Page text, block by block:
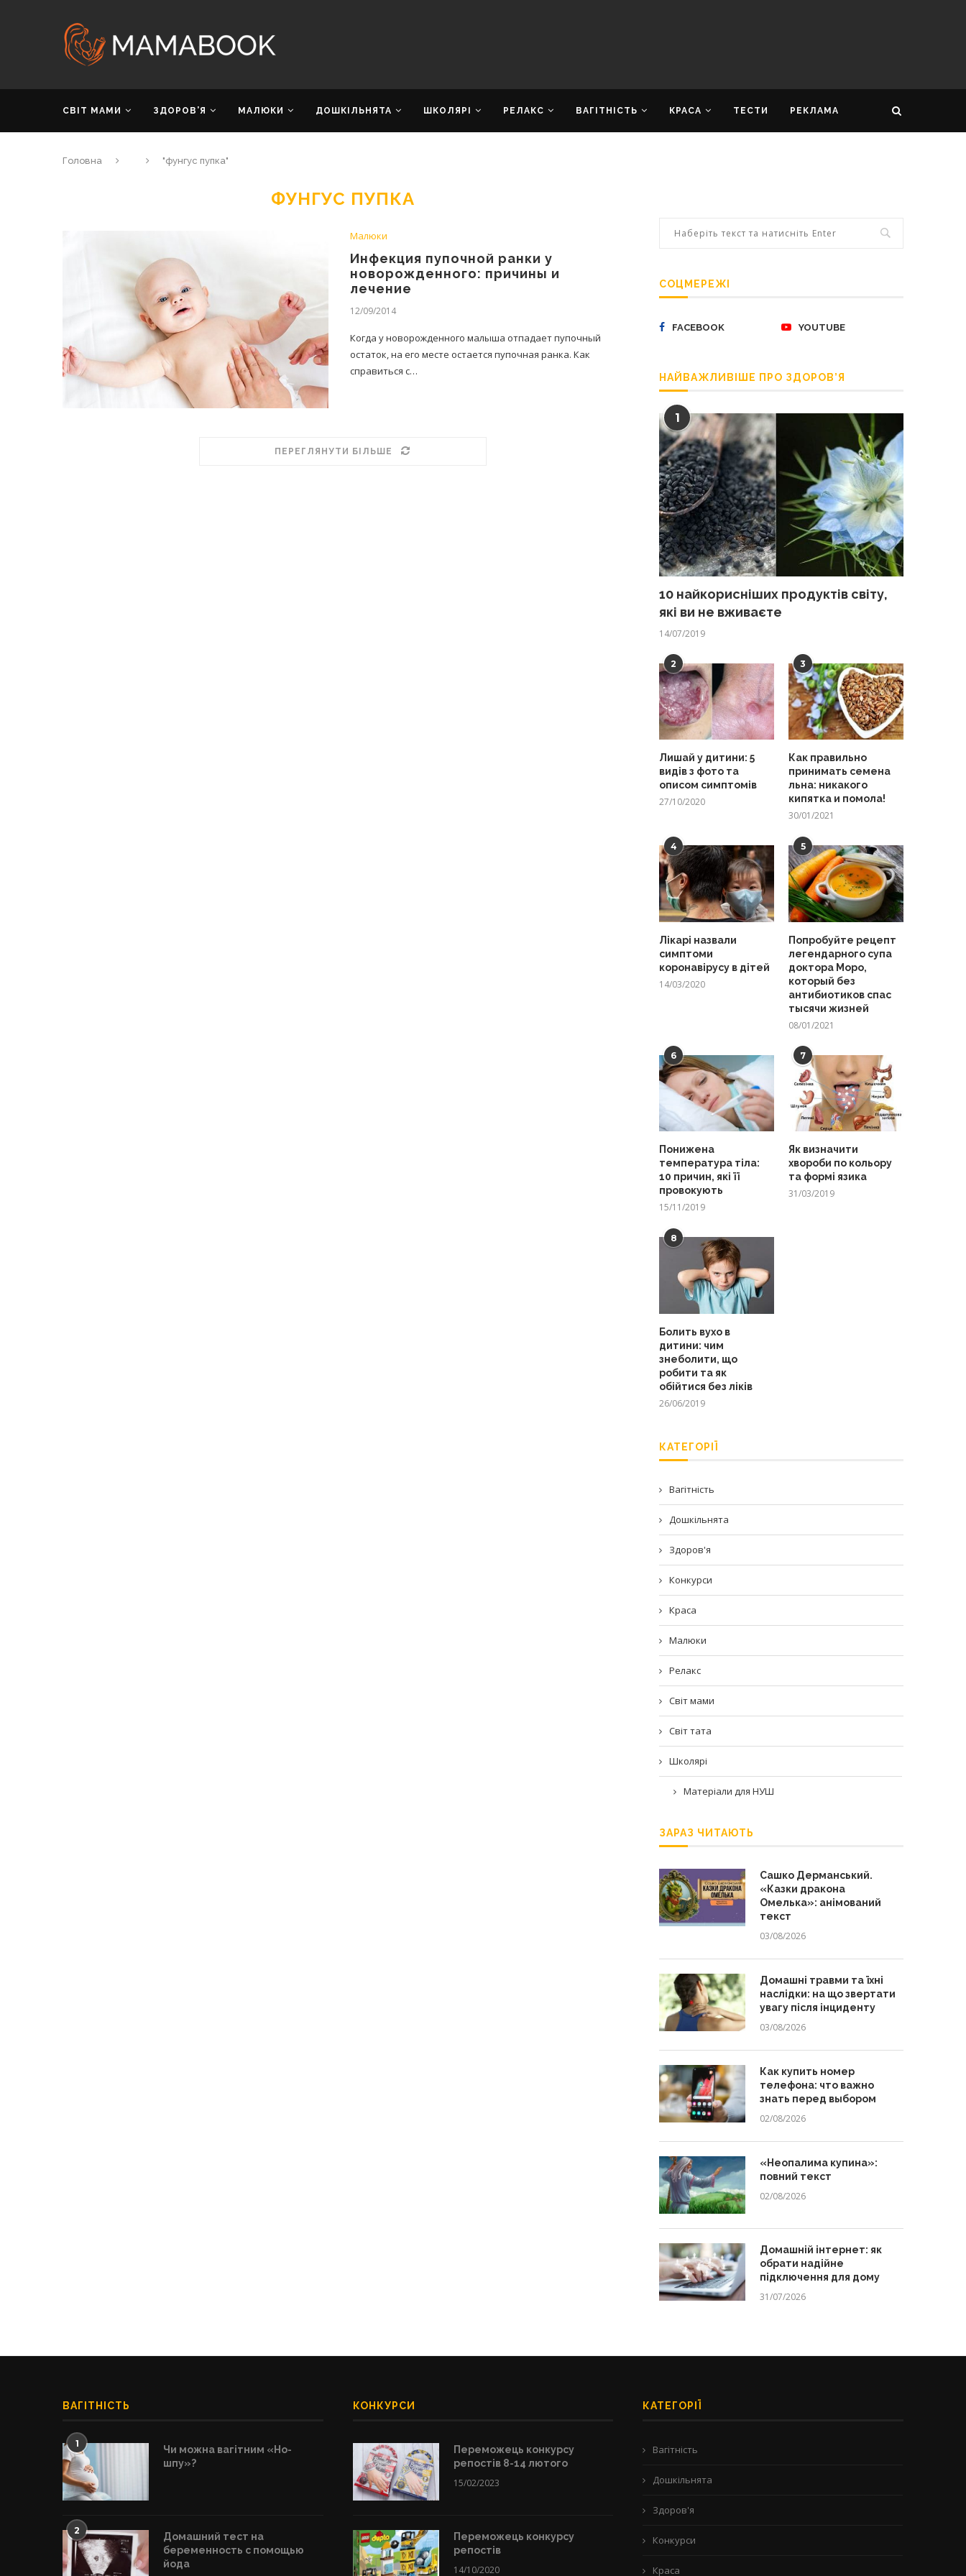
СВІТ МАМИ ЗДОРОВ’Я МАЛЮКИ ДОШКІЛЬНЯТА ШКОЛЯРІ РЕЛАКС ВАГІТНІСТЬ КРАСА ТЕСТИ РЕКЛАМА
Головна "фунгус пупка"
ФУНГУС ПУПКА
Малюки
Инфекция пупочной ранки у
новорожденного: причины и
лечение
12/09/2014
Когда у новорожденного малыша отпадает пупочный
остаток, на его месте остается пупочная ранка. Как
справиться с…
ПЕРЕГЛЯНУТИ БІЛЬШЕ
СОЦМЕРЕЖІ
FACEBOOK YOUTUBE
НАЙВАЖЛИВІШЕ ПРО ЗДОРОВ’Я
1
10 найкорисніших продуктів світу,
які ви не вживаєте
14/07/2019
2
Лишай у дитини: 5
видів з фото та
описом симптомів
27/10/2020
3
Как правильно
принимать семена
льна: никакого
кипятка и помола!
30/01/2021
4
Лікарі назвали
симптоми
коронавірусу в дітей
14/03/2020
5
Попробуйте рецепт
легендарного супа
доктора Моро,
который без
антибиотиков спас
тысячи жизней
08/01/2021
6
Понижена
температура тіла:
10 причин, які її
провокують
15/11/2019
7
Як визначити
хвороби по кольору
та формі язика
31/03/2019
8
Болить вухо в
дитини: чим
знеболити, що
робити та як
обійтися без ліків
26/06/2019
КАТЕГОРІЇ
Вагітність
Дошкільнята
Здоров'я
Конкурси
Краса
Малюки
Релакс
Світ мами
Світ тата
Школярі
Матеріали для НУШ
ЗАРАЗ ЧИТАЮТЬ
Сашко Дерманський.
«Казки дракона
Омелька»: анімований
текст
03/08/2026
Домашні травми та їхні
наслідки: на що звертати
увагу після інциденту
03/08/2026
Как купить номер
телефона: что важно
знать перед выбором
02/08/2026
«Неопалима купина»:
повний текст
02/08/2026
Домашній інтернет: як
обрати надійне
підключення для дому
31/07/2026
ВАГІТНІСТЬ
1
Чи можна вагітним «Но-
шпу»?
2
Домашний тест на
беременность с помощью
йода
КОНКУРСИ
Переможець конкурсу
репостів 8-14 лютого
15/02/2023
Переможець конкурсу
репостів
14/10/2020
КАТЕГОРІЇ
Вагітність
Дошкільнята
Здоров'я
Конкурси
Краса